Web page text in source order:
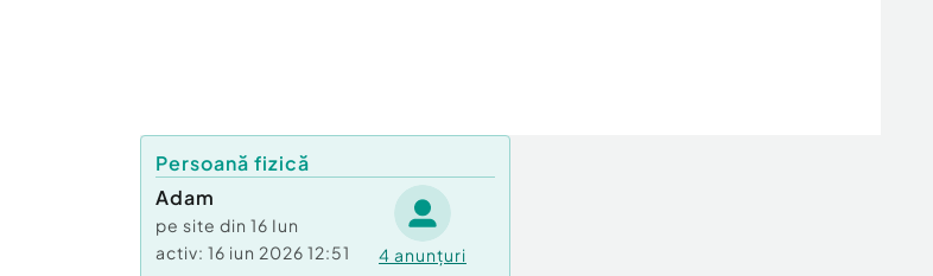
Persoană fizică
Adam
pe site din 16 Iun
activ: 16 iun 2026 12:51 4 anunțuri